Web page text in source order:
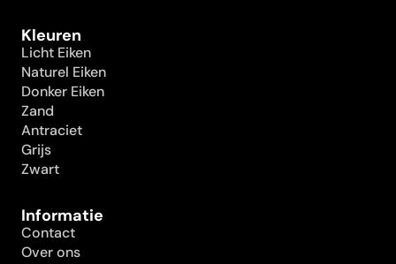
Kleuren
Licht Eiken
Naturel Eiken
Donker Eiken
Zand
Antraciet
Grijs
Zwart
Informatie
Contact
Over ons